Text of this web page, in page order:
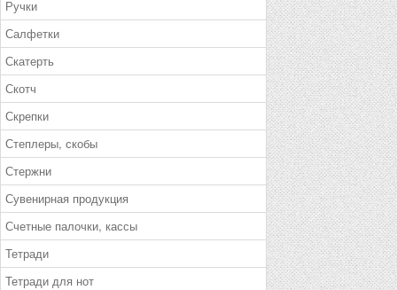
Ручки
Салфетки
Скатерть
Скотч
Скрепки
Степлеры, скобы
Стержни
Сувенирная продукция
Счетные палочки, кассы
Тетради
Тетради для нот